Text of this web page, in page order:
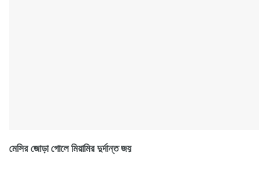
মেসির জোড়া গোলে মিয়ামির দুর্দান্ত জয়